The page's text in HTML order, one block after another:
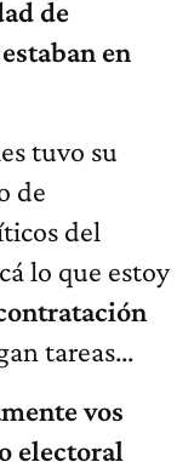
en
de
del
lo que estoy
tareas...
vos
electoral